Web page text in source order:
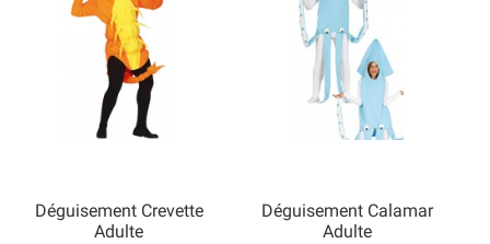
Déguisement Crevette
Adulte
Déguisement Calamar
Adulte